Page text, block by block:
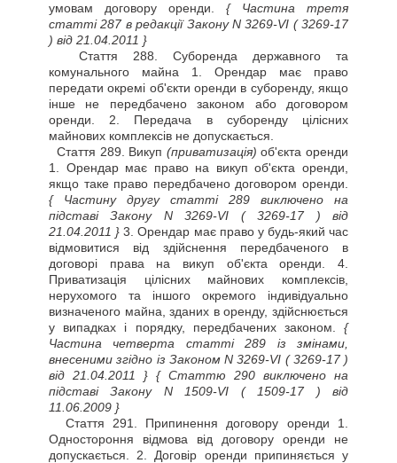
умовам договору оренди. { Частина третя
статті 287 в редакції Закону N 3269-VI ( 3269-17
) від 21.04.2011 }
Стаття 288. Суборенда державного та
комунального майна 1. Орендар має право
передати окремі об'єкти оренди в суборенду, якщо
інше не передбачено законом або договором
оренди. 2. Передача в суборенду цілісних
майнових комплексів не допускається.
Стаття 289. Викуп (приватизація) об'єкта оренди
1. Орендар має право на викуп об'єкта оренди,
якщо таке право передбачено договором оренди.
{ Частину другу статті 289 виключено на
підставі Закону N 3269-VI ( 3269-17 ) від
21.04.2011 } 3. Орендар має право у будь-який час
відмовитися від здійснення передбаченого в
договорі права на викуп об'єкта оренди. 4.
Приватизація цілісних майнових комплексів,
нерухомого та іншого окремого індивідуально
визначеного майна, зданих в оренду, здійснюється
у випадках і порядку, передбачених законом. {
Частина четверта статті 289 із змінами,
внесеними згідно із Законом N 3269-VI ( 3269-17 )
від 21.04.2011 } { Статтю 290 виключено на
підставі Закону N 1509-VI ( 1509-17 ) від
11.06.2009 }
Стаття 291. Припинення договору оренди 1.
Одностороння відмова від договору оренди не
допускається. 2. Договір оренди припиняється у